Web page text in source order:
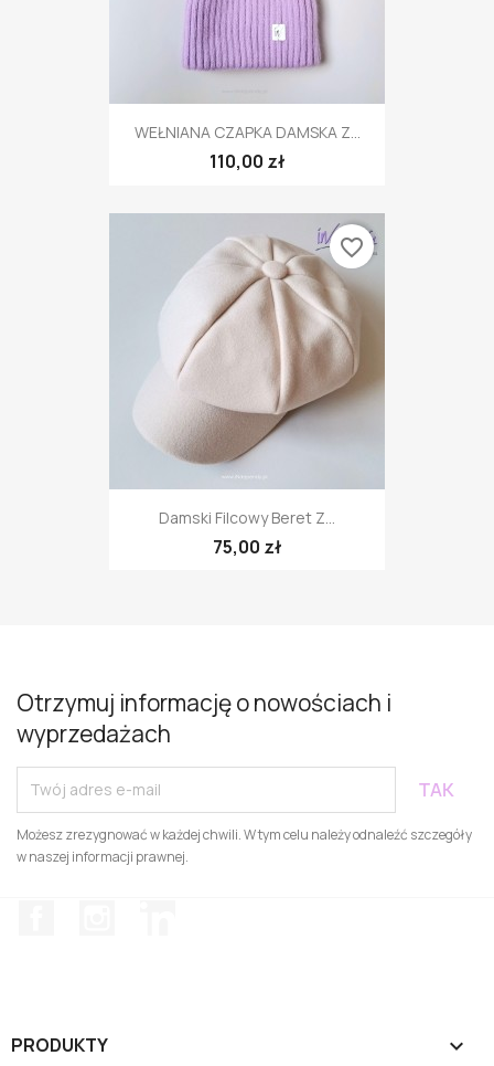
WEŁNIANA CZAPKA DAMSKA Z...
110,00 zł
Damski Filcowy Beret Z...
75,00 zł
favorite_border
Otrzymuj informację o nowościach i
wyprzedażach
Możesz zrezygnować w każdej chwili. W tym celu należy odnaleźć szczegóły
w naszej informacji prawnej.
PRODUKTY 